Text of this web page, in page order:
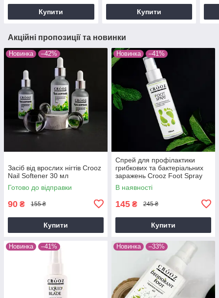
Купити Купити
Акційні пропозиції та новинки
Новинка –42%
Засіб від врослих нігтів Crooz
Nail Softener 30 мл
Готово до відправки
90 ₴ 155 ₴
Купити
Новинка –41%
Спрей для профілактики
грибкових та бактеріальних
заражень Crooz Foot Spray
100 мл
В наявності
145 ₴ 245 ₴
Купити
Новинка –41% Новинка –33%